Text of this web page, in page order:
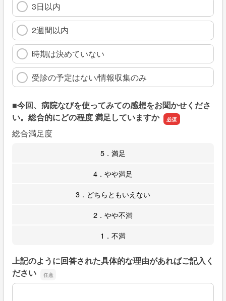
3日以内
2週間以内
時期は決めていない
受診の予定はない/情報収集のみ
■今回、病院なびを使ってみての感想をお聞かせくださ
い。総合的にどの程度 満足していますか
総合満足度
5．満足
4．やや満足
3．どちらともいえない
2．やや不満
1．不満
上記のように回答された具体的な理由があればご記入く
ださい
上記のように回答された具体的な理由があればご記入くだ